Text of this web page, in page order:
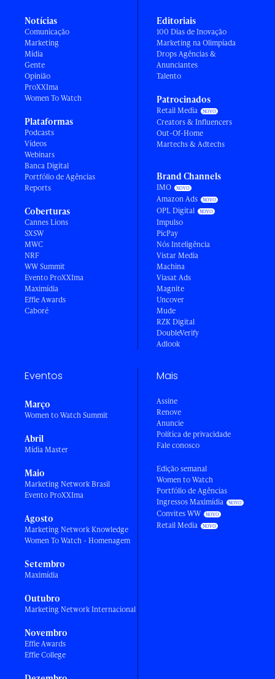
Notícias
Comunicação
Marketing
Mídia
Gente
Opinião
ProXXIma
Women To Watch
Plataformas
Podcasts
Vídeos
Webinars
Banca Digital
Portfólio de Agências
Reports
Coberturas
Cannes Lions
SXSW
MWC
NRF
WW Summit
Evento ProXXIma
Maximídia
Effie Awards
Caboré
Editoriais
100 Dias de Inovação
Marketing na Olimpíada
Drops Agências &
Anunciantes
Talento
Patrocinados
Retail Media
Creators & Influencers
Out-Of-Home
Martechs & Adtechs
Brand Channels
IMO
Amazon Ads
OPL Digital
Impulso
PicPay
Nós Inteligência
Vistar Media
Machina
Viasat Ads
Magnite
Uncover
Mude
RZK Digital
DoubleVerify
Adlook
Eventos
Março
Women to Watch Summit
Abril
Mídia Master
Maio
Marketing Network Brasil
Evento ProXXIma
Agosto
Marketing Network Knowledge
Women To Watch - Homenagem
Setembro
Maximídia
Outubro
Marketing Network Internacional
Novembro
Effie Awards
Effie College
Mais
Assine
Renove
Anuncie
Política de privacidade
Fale conosco
Edição semanal
Women to Watch
Portfólio de Agências
Ingressos Maximídia
Convites WW
Retail Media